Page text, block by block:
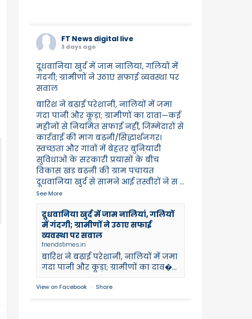
FT News digital live
3 days ago
दूधवानिया खुर्द में जाम नालियां, गलियों में
गंदगी; ग्रामीणों ने उठाए सफाई व्यवस्था पर
सवाल
बारिश ने बढ़ाई परेशानी, नालियों में जमा
गंदा पानी और कूड़ा; ग्रामीणों का दावा—कई
महीनों से नियमित सफाई नहीं, जिम्मेदारों से
कार्रवाई की मांग बढ़नी/सिद्धार्थनगर।
स्वच्छता और गांवों में बेहतर बुनियादी
सुविधाओं के सरकारी प्रयासों के बीच
विकास खंड बढ़नी की ग्राम पंचायत
दूधवानिया खुर्द से सामने आई तस्वीरों ने स...
See More
दूधवानिया खुर्द में जाम नालियां, गलियों
में गंदगी; ग्रामीणों ने उठाए सफाई
व्यवस्था पर सवाल
friendstimes.in
बारिश ने बढ़ाई परेशानी, नालियों में जमा
गंदा पानी और कूड़ा; ग्रामीणों का दाव�...
View on Facebook · Share